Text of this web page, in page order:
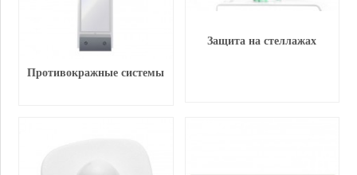
Противокражные системы
Защита на стеллажах